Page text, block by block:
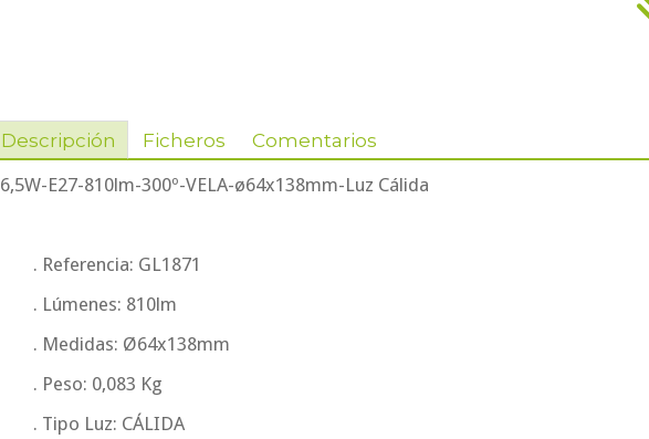
Descripción
Ficheros Comentarios
6,5W-E27-810lm-300º-VELA-ø64x138mm-Luz Cálida
. Referencia: GL1871
. Lúmenes: 810lm
. Medidas: Ø64x138mm
. Peso: 0,083 Kg
. Tipo Luz: CÁLIDA